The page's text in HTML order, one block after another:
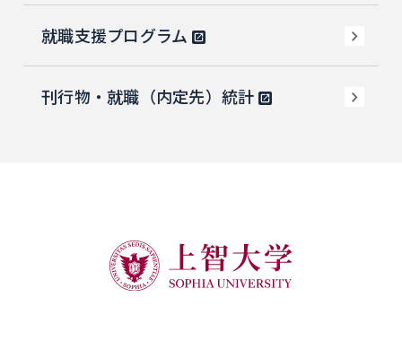
就職支援プログラム
刊行物・就職（内定先）統計